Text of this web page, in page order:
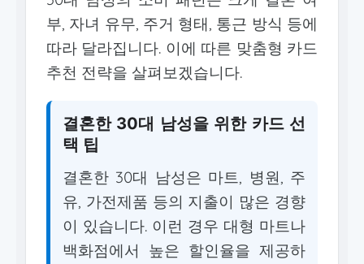
부, 자녀 유무, 주거 형태, 통근 방식 등에
따라 달라집니다. 이에 따른 맞춤형 카드
추천 전략을 살펴보겠습니다.
결혼한 30대 남성을 위한 카드 선
택 팁
결혼한 30대 남성은 마트, 병원, 주
유, 가전제품 등의 지출이 많은 경향
이 있습니다. 이런 경우 대형 마트나
백화점에서 높은 할인율을 제공하